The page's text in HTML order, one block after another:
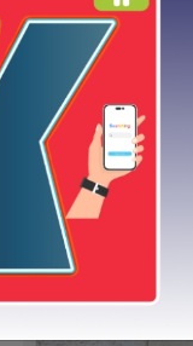
Haklarımızdan
Ağu 29, 2025
Türkiye’nin birçok
Başkanlığı’nın miras
POLİTİKA